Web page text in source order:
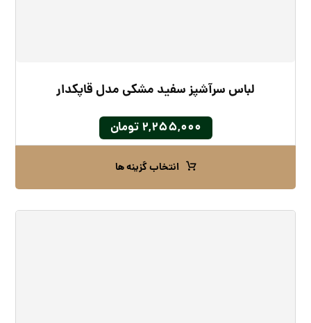
لباس سرآشپز سفید مشکی مدل قاپکدار
۲,۲۵۵,۰۰۰ تومان
انتخاب گزینه ها